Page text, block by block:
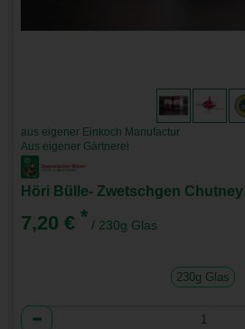
aus eigener Einkoch Manufactur
Aus eigener Gärtnerei
Höri Bülle- Zwetschgen Chutney
7,20 € * / 230g Glas
230g Glas
Anzahl